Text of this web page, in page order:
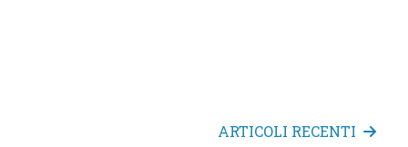
ARTICOLI RECENTI